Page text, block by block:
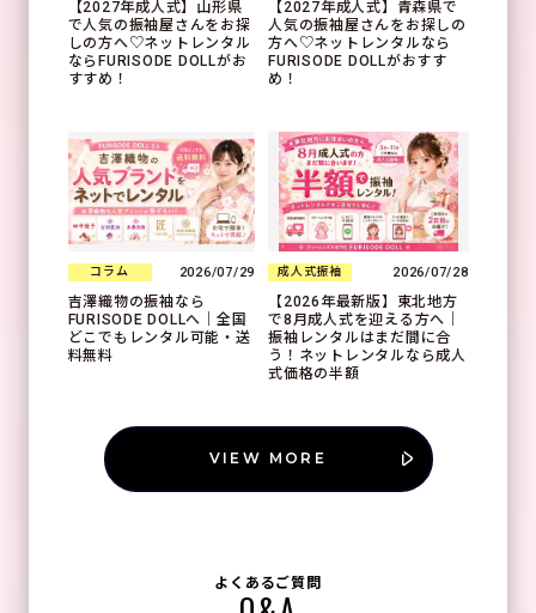
【2027年成人式】山形県
で人気の振袖屋さんをお探
しの方へ♡ネットレンタル
ならFURISODE DOLLがお
すすめ！
【2027年成人式】青森県で
人気の振袖屋さんをお探しの
方へ♡ネットレンタルなら
FURISODE DOLLがおすす
め！
コラム 2026/07/29
吉澤織物の振袖なら
FURISODE DOLLへ｜全国
どこでもレンタル可能・送
料無料
成人式振袖 2026/07/28
【2026年最新版】東北地方
で8月成人式を迎える方へ｜
振袖レンタルはまだ間に合
う！ネットレンタルなら成人
式価格の半額
VIEW MORE
よくあるご質問